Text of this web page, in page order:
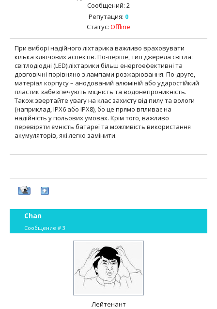
Сообщений: 2
Репутация: 0
Статус: Offline
При виборі надійного ліхтарика важливо враховувати
кілька ключових аспектів. По-перше, тип джерела світла:
світлодіодні (LED) ліхтарики більш енергоефективні та
довговічні порівняно з лампами розжарювання. По-друге,
матеріал корпусу – анодований алюміній або ударостійкий
пластик забезпечують міцність та водонепроникність.
Також звертайте увагу на клас захисту від пилу та вологи
(наприклад, IPX6 або IPX8), бо це прямо впливає на
надійність у польових умовах. Крім того, важливо
перевіряти ємність батареї та можливість використання
акумуляторів, які легко замінити.
Chan
Сообщение # 3
Лейтенант